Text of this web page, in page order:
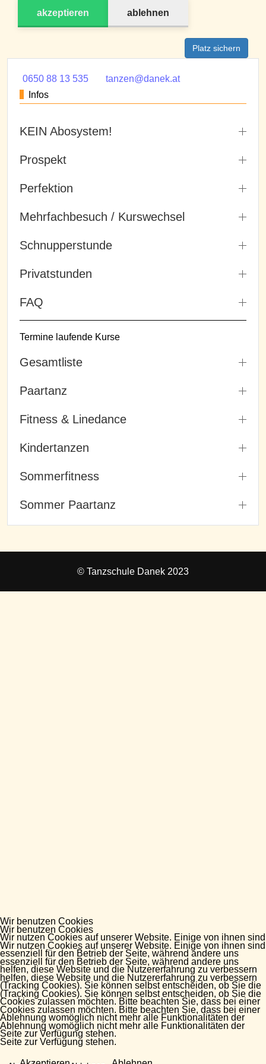
akzeptieren ablehnen
Wir benutzen Cookies
Wir nutzen Cookies auf unserer Website. Einige von ihnen sind
essenziell für den Betrieb der Seite, während andere uns
helfen, diese Website und die Nutzererfahrung zu verbessern
(Tracking Cookies). Sie können selbst entscheiden, ob Sie die
Cookies zulassen möchten. Bitte beachten Sie, dass bei einer
Ablehnung womöglich nicht mehr alle Funktionalitäten der
Seite zur Verfügung stehen.
Platz sichern
0650 88 13 535
tanzen@danek.at
Infos
KEIN Abosystem!
Prospekt
Perfektion
Mehrfachbesuch / Kurswechsel
Schnupperstunde
Privatstunden
FAQ
Termine laufende Kurse
Gesamtliste
Paartanz
Fitness & Linedance
Kindertanzen
Sommerfitness
Sommer Paartanz
© Tanzschule Danek 2023
Wir benutzen Cookies
Wir nutzen Cookies auf unserer Website. Einige von ihnen sind
essenziell für den Betrieb der Seite, während andere uns
helfen, diese Website und die Nutzererfahrung zu verbessern
(Tracking Cookies). Sie können selbst entscheiden, ob Sie die
Cookies zulassen möchten. Bitte beachten Sie, dass bei einer
Ablehnung womöglich nicht mehr alle Funktionalitäten der
Seite zur Verfügung stehen.